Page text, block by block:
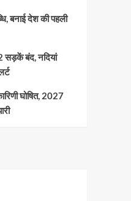
बनाई देश की पहली
सड़कें बंद, नदियां
घोषित, 2027